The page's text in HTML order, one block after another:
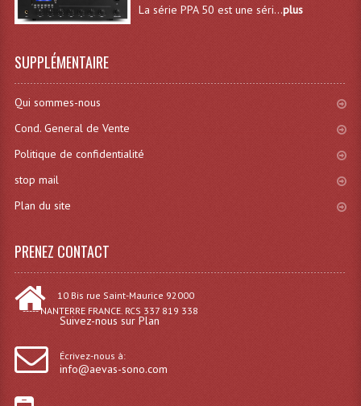
Lecteurs Cd À Plats Lecteur MP3
Lecteurs Double Cd MP3
Limiteur De Niveau Sonore
La série PPA 50 est une séri...plus
SUPPLÉMENTAIRE
Qui sommes-nous
Cond. General de Vente
Politique de confidentialité
stop mail
Plan du site
PRENEZ CONTACT
10 Bis rue Saint-Maurice 92000
----- NANTERRE FRANCE. RCS 337 819 338
Suivez-nous sur Plan
Écrivez-nous à:
info@aevas-sono.com